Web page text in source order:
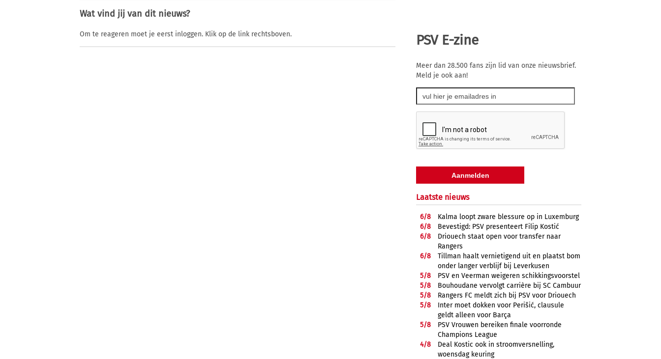
Wat vind jij van dit nieuws?
Om te reageren moet je eerst inloggen. Klik op de link rechtsboven. PSV E-zine
Meer dan 28.500 fans zijn lid van onze nieuwsbrief.
Meld je ook aan!
Laatste nieuws
6/8
Kalma loopt zware blessure op in Luxemburg
6/8
Bevestigd: PSV presenteert Filip Kostić
6/8
Driouech staat open voor transfer naar
Rangers
6/8
Tillman haalt vernietigend uit en plaatst bom
onder langer verblijf bij Leverkusen
5/8
PSV en Veerman weigeren schikkingsvoorstel
5/8
Bouhoudane vervolgt carrière bij SC Cambuur
5/8
Rangers FC meldt zich bij PSV voor Driouech
5/8
Inter moet dokken voor Perišić, clausule
geldt alleen voor Barça
5/8
PSV Vrouwen bereiken finale voorronde
Champions League
4/8
Deal Kostic ook in stroomversnelling,
woensdag keuring